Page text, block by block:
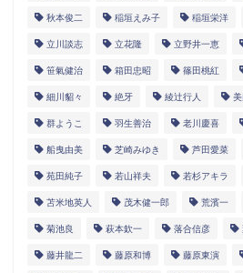
秋本俊二 稲垣えみ子 稲垣栄洋
立川談志 立花隆 立野井一恵
笹氣健治 箱田忠昭 篠田桃紅
細川貂々 絶牙 綾辻行人 美
群ようこ 羽生善治 老川慶喜
船曳由美 芝崎みゆき 芦田愛菜
苑田純子 若山祥夫 若杉アキラ
苫米地英人 茂木健一郎 荒濱一
菊池良 萩本欽一 落合信彦
藤井龍二 藤原和博 藤原東演